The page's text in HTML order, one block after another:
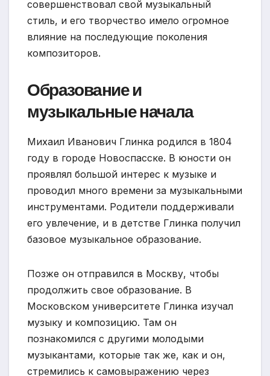
совершенствовал свой музыкальный
стиль, и его творчество имело огромное
влияние на последующие поколения
композиторов.
Образование и
музыкальные начала
Михаил Иванович Глинка родился в 1804
году в городе Новоспасске. В юности он
проявлял большой интерес к музыке и
проводил много времени за музыкальными
инструментами. Родители поддерживали
его увлечение, и в детстве Глинка получил
базовое музыкальное образование.
Позже он отправился в Москву, чтобы
продолжить свое образование. В
Московском университете Глинка изучал
музыку и композицию. Там он
познакомился с другими молодыми
музыкантами, которые так же, как и он,
стремились к самовыражению через